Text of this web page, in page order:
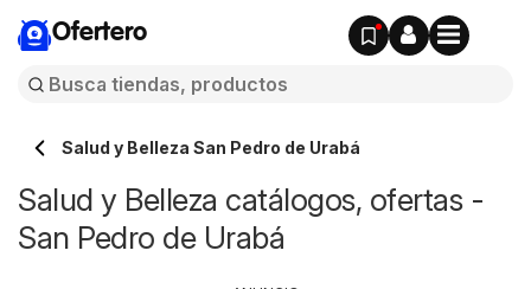
Ofertero
Salud y Belleza San Pedro de Urabá
Salud y Belleza catálogos, ofertas -
San Pedro de Urabá